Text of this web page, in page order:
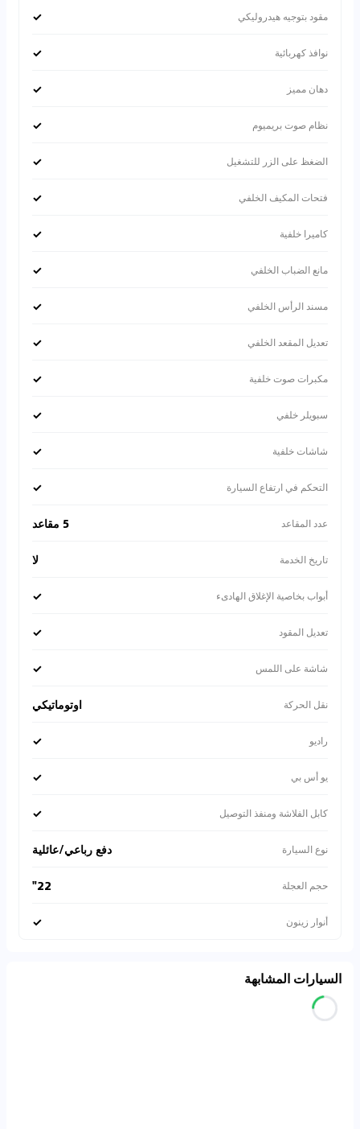
مقود بتوجيه هيدروليكي ✓
نوافذ كهربائية ✓
دهان مميز ✓
نظام صوت بريميوم ✓
الضغظ على الزر للتشغيل ✓
فتحات المكيف الخلفي ✓
كاميرا خلفية ✓
مانع الضباب الخلفي ✓
مسند الرأس الخلفي ✓
تعديل المقعد الخلفي ✓
مكبرات صوت خلفية ✓
سبويلر خلفي ✓
شاشات خلفية ✓
التحكم في ارتفاع السيارة ✓
عدد المقاعد 5 مقاعد
تاريخ الخدمة لا
أبواب بخاصية الإغلاق الهادىء ✓
تعديل المقود ✓
شاشة على اللمس ✓
نقل الحركة اوتوماتيكي
راديو ✓
يو أس بي ✓
كابل الفلاشة ومنفذ التوصيل ✓
نوع السيارة دفع رباعي/عائلية
حجم العجلة 22"
أنوار زينون ✓
السيارات المشابهة